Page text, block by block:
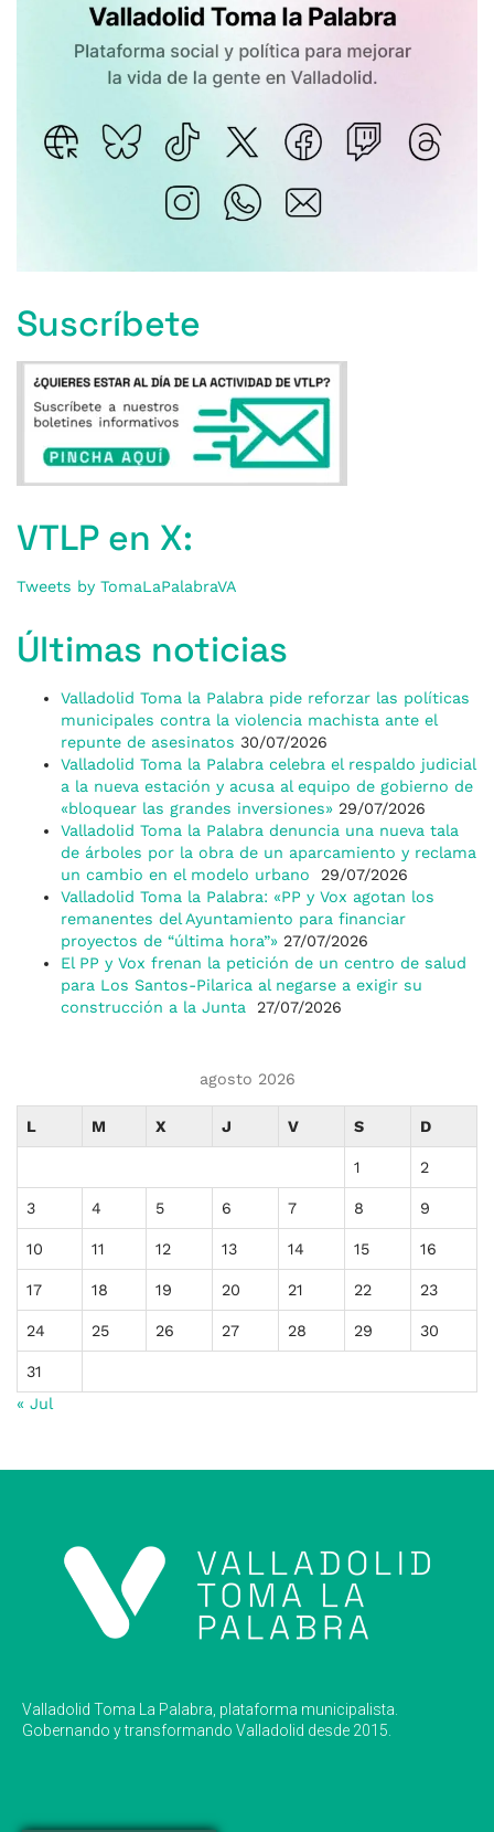
Suscríbete
VTLP en X:
Tweets by TomaLaPalabraVA
Últimas noticias
Valladolid Toma la Palabra pide reforzar las políticas
municipales contra la violencia machista ante el
repunte de asesinatos 30/07/2026
Valladolid Toma la Palabra celebra el respaldo judicial
a la nueva estación y acusa al equipo de gobierno de
«bloquear las grandes inversiones» 29/07/2026
Valladolid Toma la Palabra denuncia una nueva tala
de árboles por la obra de un aparcamiento y reclama
un cambio en el modelo urbano
29/07/2026
Valladolid Toma la Palabra: «PP y Vox agotan los
remanentes del Ayuntamiento para financiar
proyectos de “última hora”» 27/07/2026
El PP y Vox frenan la petición de un centro de salud
para Los Santos-Pilarica al negarse a exigir su
construcción a la Junta
27/07/2026
agosto 2026
L M X J V S D
1 2
3 4 5 6 7 8 9
10 11 12 13 14 15 16
17 18 19 20 21 22 23
24 25 26 27 28 29 30
31
« Jul
Valladolid Toma La Palabra, plataforma municipalista.
Gobernando y transformando Valladolid desde 2015.